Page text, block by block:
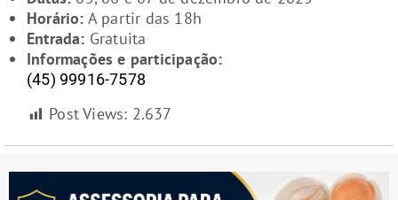
Horário: A partir das 18h
Entrada: Gratuita
Informações e participação:
(45) 99916-7578
Post Views: 2.637